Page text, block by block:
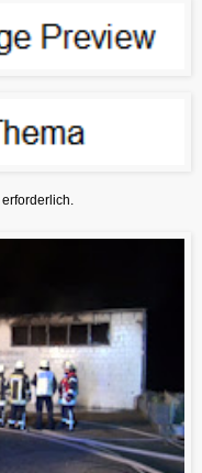
erforderlich.